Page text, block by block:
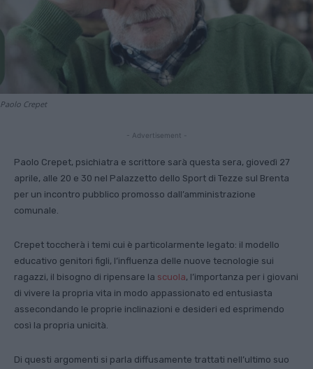
Paolo Crepet
- Advertisement -
Paolo Crepet, psichiatra e scrittore sarà questa sera, giovedì 27
aprile, alle 20 e 30 nel Palazzetto dello Sport di Tezze sul Brenta
per un incontro pubblico promosso dall’amministrazione
comunale.
Crepet toccherà i temi cui è particolarmente legato: il modello
educativo genitori figli, l’influenza delle nuove tecnologie sui
ragazzi, il bisogno di ripensare la scuola, l’importanza per i giovani
di vivere la propria vita in modo appassionato ed entusiasta
assecondando le proprie inclinazioni e desideri ed esprimendo
così la propria unicità.
Di questi argomenti si parla diffusamente trattati nell’ultimo suo